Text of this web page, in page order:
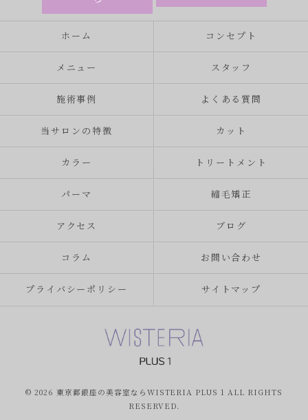
ホーム コンセプト
メニュー スタッフ
施術事例 よくある質問
当サロンの特徴 カット
カラー トリートメント
パーマ 縮毛矯正
アクセス ブログ
コラム お問い合わせ
プライバシーポリシー サイトマップ
© 2026 東京都銀座の美容室ならWISTERIA PLUS 1 ALL RIGHTS
RESERVED.